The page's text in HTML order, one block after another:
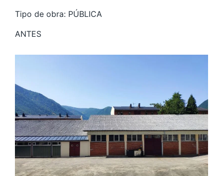
Tipo de obra: PÚBLICA
ANTES